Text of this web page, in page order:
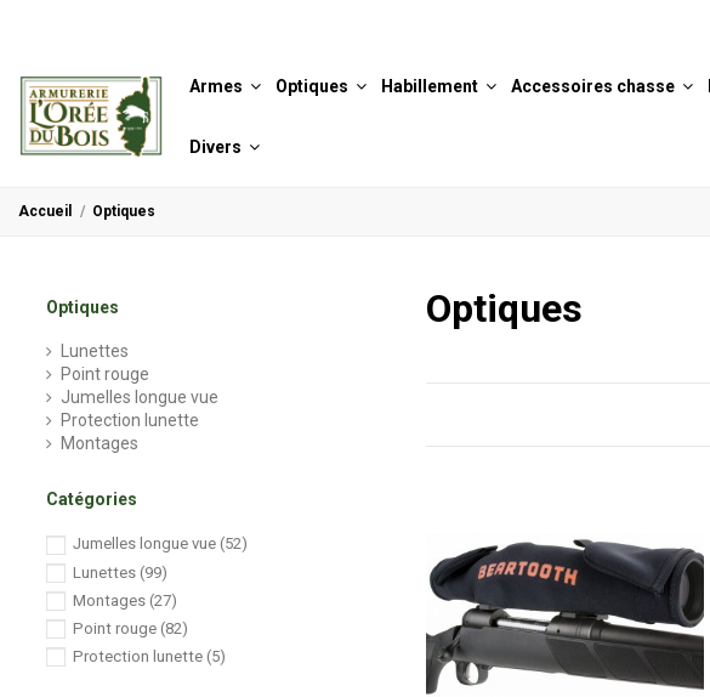
Armes Optiques Habillement Accessoires chasse
Divers
Accueil Optiques
Optiques
Optiques
Lunettes
Point rouge
Jumelles longue vue
Protection lunette
Montages
Catégories
Jumelles longue vue(52)
Lunettes(99)
Montages(27)
Point rouge(82)
Protection lunette(5)